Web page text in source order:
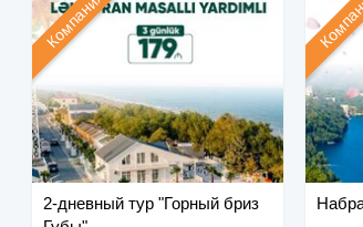
2-дневный тур "Горный бриз
Компания